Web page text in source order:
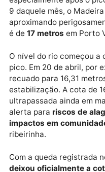
A redução é
especialmente após o
9 daquele mês, o
aproximando
é de17 metrosem
O nível do rio
pico. Em 20 de abril,
estabilização. A cota